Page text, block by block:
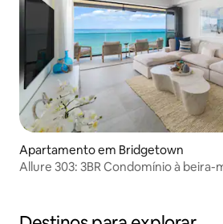
Apartamento em Bridgetown
Allure 303: 3BR Condomínio à beira-